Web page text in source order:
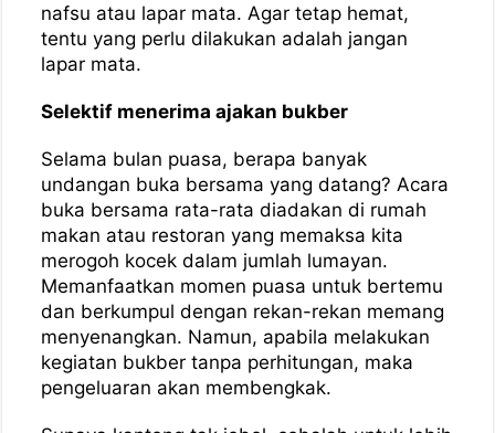
nafsu atau lapar mata. Agar tetap hemat,
tentu yang perlu dilakukan adalah jangan
lapar mata.
Selektif menerima ajakan bukber
Selama bulan puasa, berapa banyak
undangan buka bersama yang datang? Acara
buka bersama rata-rata diadakan di rumah
makan atau restoran yang memaksa kita
merogoh kocek dalam jumlah lumayan.
Memanfaatkan momen puasa untuk bertemu
dan berkumpul dengan rekan-rekan memang
menyenangkan. Namun, apabila melakukan
kegiatan bukber tanpa perhitungan, maka
pengeluaran akan membengkak.